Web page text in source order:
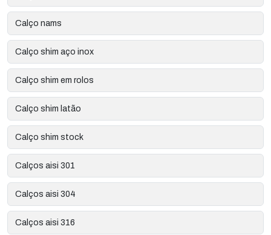
Calço nams
Calço shim aço inox
Calço shim em rolos
Calço shim latão
Calço shim stock
Calços aisi 301
Calços aisi 304
Calços aisi 316